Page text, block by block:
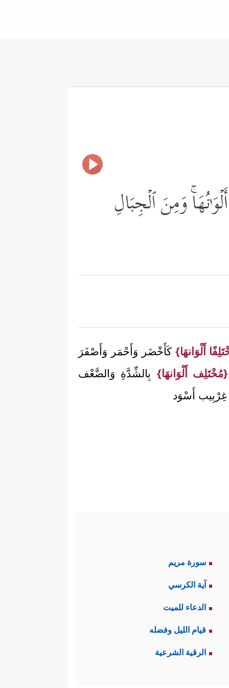
ٰ⁠نُهَاۚ وَمِنَ ٱلۡجِبَالِ
أَلْوَانهَا} كَأَخْضَر وَأَحْمَر وَأَصْفَرَ
{مُخْتَلِف أَلْوَانهَا} بِالشِّدَّةِ وَالضَّعْف
أَسْوَد
سورة مريم
آية الكرسي
الدعاء للميت
قيام الليل وفضله
الرقية الشرعية